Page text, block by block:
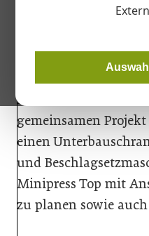
© Fachberufsschule 1 Klagenfurt
Die Schüler*innen
gemeinsamen
einen
und
Minipress Top mit
zu planen sowie